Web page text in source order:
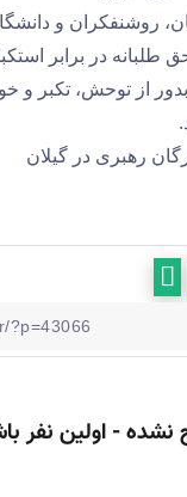
روشنفکران و
در برابر
از توحش، تکبر و
رهبری در گیلان
- اولین نفر